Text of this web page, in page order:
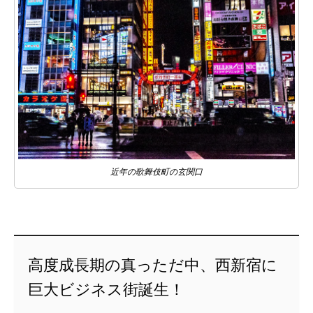
近年の歌舞伎町の玄関口
高度成長期の真っただ中、西新宿に
巨大ビジネス街誕生！